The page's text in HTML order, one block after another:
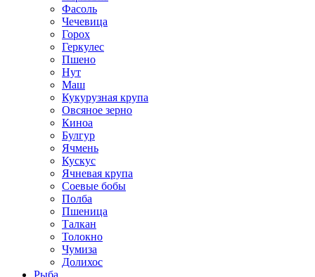
Фасоль
Чечевица
Горох
Геркулес
Пшено
Нут
Маш
Кукурузная крупа
Овсяное зерно
Киноа
Булгур
Ячмень
Кускус
Ячневая крупа
Соевые бобы
Полба
Пшеница
Талкан
Толокно
Чумиза
Долихос
Рыба